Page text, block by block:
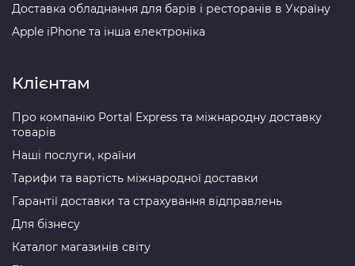
Доставка обладнання для барів і ресторанів в Україну
Apple iPhone та інша електроніка
Клієнтам
Про компанію Portal Express та міжнародну доставку
товарів
Наші послуги, країни
Тарифи та вартість міжнародної доставки
Гарантії доставки та страхування відправлень
Для бізнесу
Каталог магазинів світу